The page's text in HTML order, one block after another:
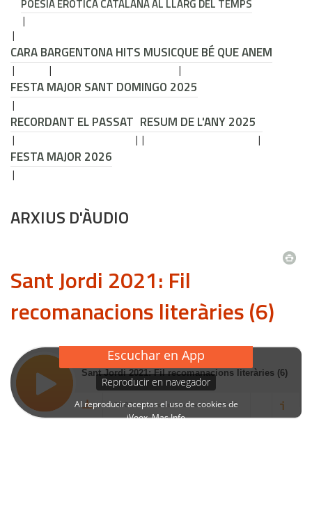
POESIA ERÒTICA CATALANA AL LLARG DEL TEMPS
CARA BARGENTONA HITS MUSICQUE BÉ QUE ANEM
FESTA MAJOR SANT DOMINGO 2025
RECORDANT EL PASSAT RESUM DE L'ANY 2025
FESTA MAJOR 2026
ARXIUS D'ÀUDIO
Sant Jordi 2021: Fil
recomanacions literàries (6)